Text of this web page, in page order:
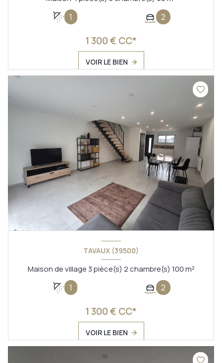
1 2
1 300 € CC*
VOIR LE BIEN
TAVAUX (39500)
Maison de village 3 pièce(s) 2 chambre(s) 100 m²
1 2
1 300 € CC*
VOIR LE BIEN